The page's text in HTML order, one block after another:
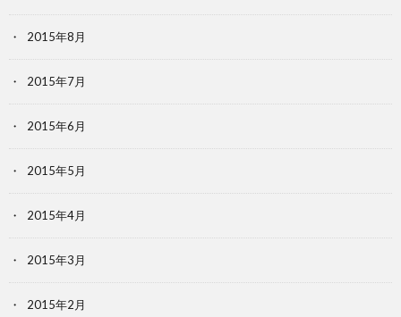
2015年8月
2015年7月
2015年6月
2015年5月
2015年4月
2015年3月
2015年2月